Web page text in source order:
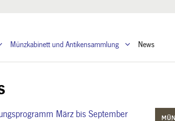
Münzkabinett und Antikensammlung News
März bis September